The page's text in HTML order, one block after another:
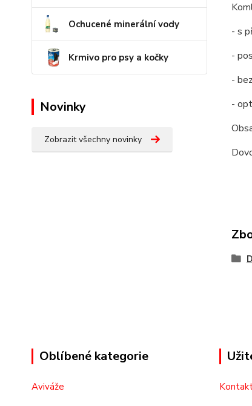
Ochucené minerální vody
Krmivo pro psy a kočky
Novinky
Zobrazit všechny novinky
- s
-
-
-
Oblíbené kategorie
Aviváže